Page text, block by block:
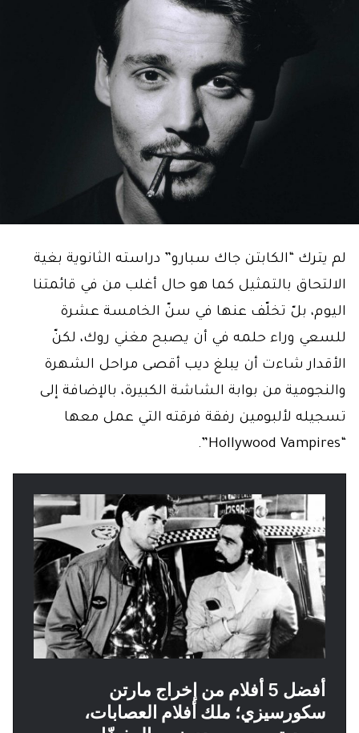
لم يترك “الكابتن جاك سبارو” دراسته الثانوية بغية
الالتحاق بالتمثيل كما هو حال أغلب من في قائمتنا
اليوم، بلّ تخلّف عنها في سنّ الخامسة عشرة
للسعي وراء حلمه في أن يصبح مغني روك، لكنّ
الأقدار شاءت أن يبلغ ديب أقصى مراحل الشهرة
والنجومية من بوابة الشاشة الكبيرة، بالإضافة إلى
تسجيله لألبومين رفقة فرقته التي عمل معها